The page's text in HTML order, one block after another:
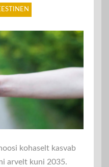
kohaselt kasvab
arvelt kuni 2035.